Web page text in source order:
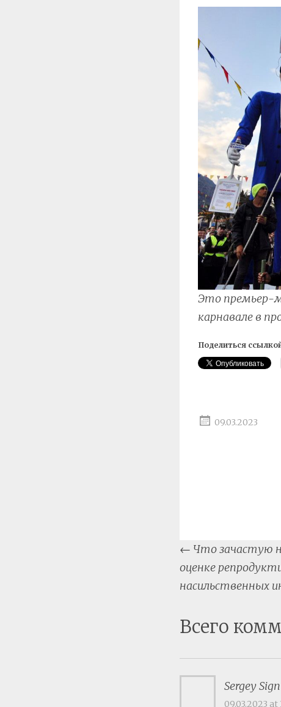
Это премьер-
карнавале в
Поделиться
09.03.2023
Post
← Что зачастую
оценке
насильственных
Всего
Sergey Sign
09.03.2023 at